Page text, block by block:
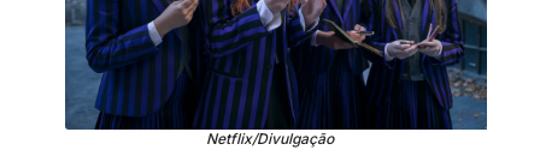
Netflix/Divulgação